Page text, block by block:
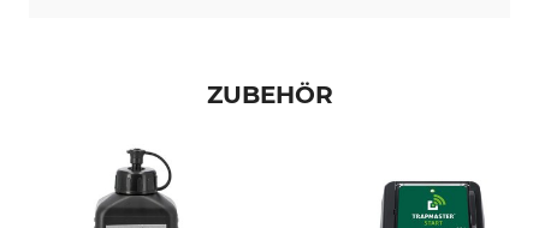
ZUBEHÖR